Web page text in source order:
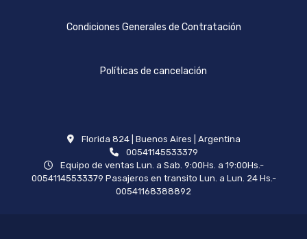
Condiciones Generales de Contratación
Políticas de cancelación
Florida 824 | Buenos Aires | Argentina
00541145533379
Equipo de ventas Lun. a Sab. 9:00Hs. a 19:00Hs.-
00541145533379 Pasajeros en transito Lun. a Lun. 24 Hs.-
00541168388892